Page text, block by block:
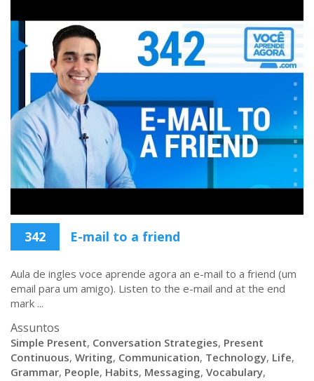
342 E-mail to a friend
Aula de ingles voce aprende agora an e-mail to a friend (um
email para um amigo). Listen to the e-mail and at the end
mark ...
Assuntos
Simple Present, Conversation Strategies, Present
Continuous, Writing, Communication, Technology, Life,
Grammar, People, Habits, Messaging, Vocabulary,